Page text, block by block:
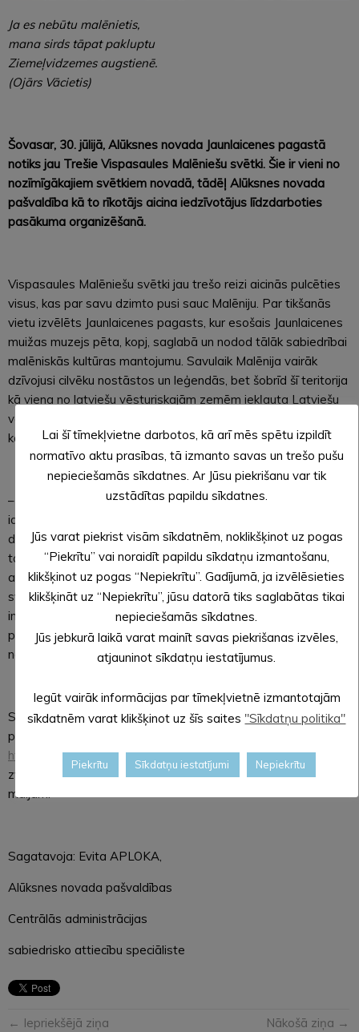
Ja es nebūtu malēnietis,
mana sirds tāpat pakluptu
Ziemeļvidzemes augstienē.
(Ojārs Vācietis)
Šovasar, 30. jūlijā, Alūksnes novada Jaunlaicenes pagastā
notiks jau Trešie Vispasaules Malēniešu svētki. Šie ir vieni no
nozīmīgākajiem svētkiem novadā, tādēļ Alūksnes novada
pašvaldība kā to rīkotājs aicina iedzīvotājus līdzdarboties
pasākuma organizēšanā.
Vispasaules Malēniešu svētki jau trešo reizi aicinās pulcēties
visus, kas par savu dzimto pusi sauc Malēniju. Par tikšanās
vietu izvēlēts Jaunlaicenes pagasts, kur esošais Jaunlaicenes
muižas muzejs pēta, kopj, saglabā un nodod tālāk sabiedrībai
malēniskās kultūras mantojumu. Savulaik Malēnija vairāk
dzīvojusi cilvēku nostāstos un leģendās, bet šobrīd šī teritorija
kā viena no latviešu vēsturiskajām zemēm iekļauta Latviešu
vēsturisko zemju likuma Latvijas kultūrvēsturiskā iedalījuma
kartē.
– Vispasaules Malēniešu svētki ir izveidojušies par mūsu
identitātes svētkiem. Aicinām gan aktīvus malēniešus kopā ar
domubiedriem, gan arī citus radošus ļaudis iesaistīties svētku
tapšanā – ja jums ir laba ideja, ko vēlaties realizēt, kāda
aktivitāte, ko piedāvāt svētku programmai, piedalīties
svētkos ar savu biedrību vai domubiedriem un noorganizēt ko
interesantu, aicinām jūs atsaukties, – rosina Alūksnes novada
pašvaldības Centrālās administrācijas Kultūras un sporta
nodaļas vadītāja Sanita Eglīte.
Savus priekšlikumus Vispasaules Malēniešu svētku
programmai aicinām paust anketā, kas pieejama saitē
https://ej.uz/malēniešu_svētkiem. Jautājumu gadījumā lūdzam
zvanīt pa tālruni 26335234. Idejas gaidīsim līdz 2022. gada 1.
maijam.
Sagatavoja: Evita APLOKA,
Alūksnes novada pašvaldības
Centrālās administrācijas
sabiedrisko attiecību speciāliste
← Iepriekšējā ziņa Nākošā ziņa →
Lai šī tīmekļvietne darbotos, kā arī mēs spētu izpildīt
normatīvo aktu prasības, tā izmanto savas un trešo pušu
nepieciešamās sīkdatnes. Ar Jūsu piekrišanu var tik
uzstādītas papildu sīkdatnes.
Jūs varat piekrist visām sīkdatnēm, noklikšķinot uz pogas
“Piekrītu” vai noraidīt papildu sīkdatņu izmantošanu,
klikšķinot uz pogas “Nepiekrītu”. Gadījumā, ja izvēlēsieties
klikšķināt uz “Nepiekrītu”, jūsu datorā tiks saglabātas tikai
nepieciešamās sīkdatnes.
Jūs jebkurā laikā varat mainīt savas piekrišanas izvēles,
atjauninot sīkdatņu iestatījumus.
Iegūt vairāk informācijas par tīmekļvietnē izmantotajām
sīkdatnēm varat klikšķinot uz šīs saites "Sīkdatņu politika"
Piekrītu Sīkdatņu iestatījumi Nepiekrītu